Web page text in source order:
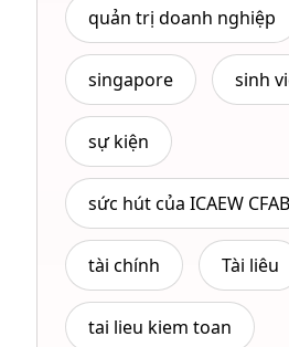
quản trị doanh nghiệp
singapore sinh
sự kiện
sức hút của ICAEW CFAB
tài chính Tài liêu
tai lieu kiem toan